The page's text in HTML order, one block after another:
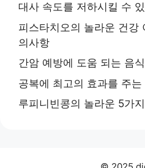
대사 속도를 저하시킬 수
피스타치오의 놀라운 건강
의사항
간암 예방에 도움 되는 음
공복에 최고의 효과를 주는
루피니빈콩의 놀라운 5가